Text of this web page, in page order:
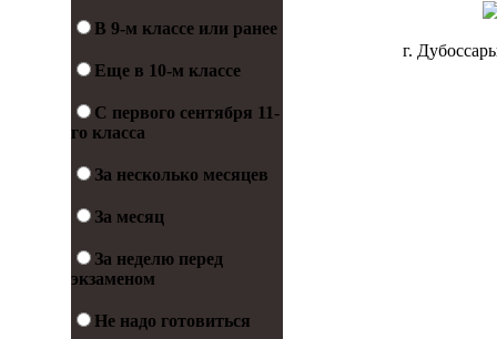
В 9-м классе или ранее
Еще в 10-м классе
С первого сентября 11-
го класса
За несколько месяцев
За месяц
За неделю перед
экзаменом
Не надо готовиться
г.